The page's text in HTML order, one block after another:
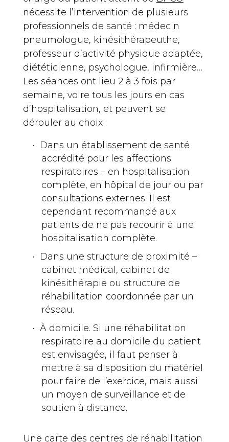
nécessite l’intervention de plusieurs
professionnels de santé : médecin
pneumologue, kinésithérapeuthe,
professeur d’activité physique adaptée,
diététicienne, psychologue, infirmière…
Les séances ont lieu 2 à 3 fois par
semaine, voire tous les jours en cas
d’hospitalisation, et peuvent se
dérouler au choix :
Dans un établissement de santé
accrédité pour les affections
respiratoires – en hospitalisation
complète, en hôpital de jour ou par
consultations externes. Il est
cependant recommandé aux
patients de ne pas recourir à une
hospitalisation complète.
Dans une structure de proximité –
cabinet médical, cabinet de
kinésithérapie ou structure de
réhabilitation coordonnée par un
réseau.
À domicile. Si une réhabilitation
respiratoire au domicile du patient
est envisagée, il faut penser à
mettre à sa disposition du matériel
pour faire de l’exercice, mais aussi
un moyen de surveillance et de
soutien à distance.
Une carte des centres de réhabilitation